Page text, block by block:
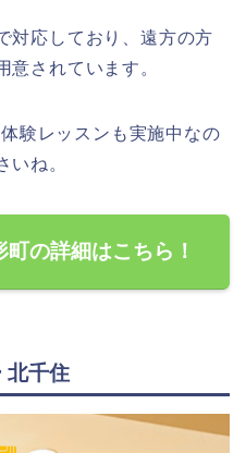
対応しており、遠方の方
意されています。
験レッスンも実施中なの
いね。
の詳細はこちら！
北千住